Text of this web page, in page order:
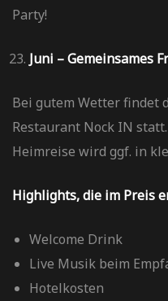
Party!
Juni – Gemeinsames
Bei gutem Wetter findet
Restaurant Nock IN
Heimreise wird ggf. in
Highlights, die im Preis
Welcome Drink
Live Musik beim
Hotelkosten